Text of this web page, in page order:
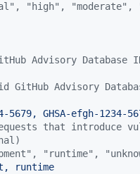
"high", "moderate",
Advisory Database
GitHub Advisory
5679,
GHSA-efgh-1234-
that introduce
"runtime",
runtime